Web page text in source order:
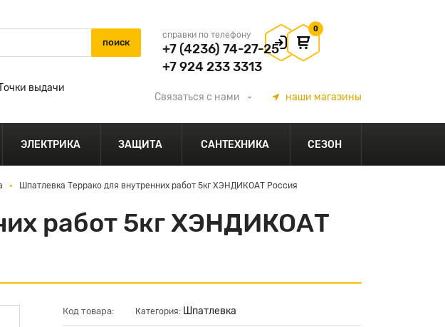
справки по телефону
+7 (4236) 74-27-25
+7 924 233 3313
0
выдачи
Связаться с нами наши магазины
ЭЛЕКТРИКА ЗАЩИТА САНТЕХНИКА СЕЗОН
Шпатлевка Террако для внутренних работ 5кг ХЭНДИКОАТ Россия
работ 5кг ХЭНДИКОАТ
Код товара: Категория: Шпатлевка